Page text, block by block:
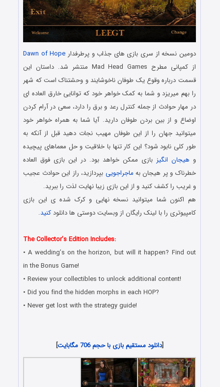
دومین نسخه از سری بازی های جذاب و پرطرفدار Dawn of Hope
از کمپانی مطرح Mad Head Games منتشر شد. داستان این
قسمت درباره وقوع یک طوفان ناخوشایند و وحشتناک است که شهر
را بهم میریزد و شما به کمک خواهر خود که توانایی خارق العاده ای
در مهار حوادث از جمله کنترل رعد و برق را دارد، سعی در آرام کردن
اوضاع و از بین بردن طوفان دارید. آیا شما به همراه خواهر خود
میتوانید جهان را از این طوفان مهیب نجات دهید قبل از آنکه به
طور کلی نابود شود؟ این کار تنها با خلاقیت و حل معماهای پیچیده
و هیجان انگیز بازی ممکن خواهد بود. در این بازی فوق العاده
خطرناک و پر هیجان به ماجراجویی بپردازید، راز این حوادث عجیب
و غریب را کشف کنید و از این بازی زیبا نهایت لذت را ببرید.
هم اکنون شما میتوانید نسخه نهایی و کرک شده ی این بازی
کامپیوتری را با لینک رایگان از وبسایت دوستی ها دانلودکنید.
The Collector’s Edition Includes:
• A wedding’s on the horizon, but will it happen? Find out
in the Bonus Game!
• Review your collectibles to unlock additional content!
• Did you find the hidden morphs in each HOP?
• Never get lost with the strategy guide!
[دانلود مستقیم بازی با حجم 706 مگابایت ]